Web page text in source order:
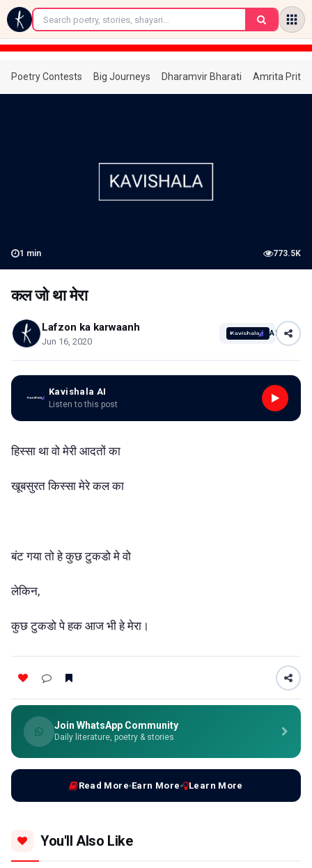
←
Poetry Contests Big Journeys Dharamvir Bharati Amrita
1 min 773.5K
कल जो था मेरा
Lafzon ka karwaanh
Jun 16, 2020
AI
Kavishala AI
Listen to this post
हिस्सा था वो मेरी आदतों का
खूबसुरत किस्सा मेरे कल का
बंट गया तो हे कुछ टुकडो मे वो
लेकिन,
कुछ टुकडो पे हक आज भी हे मेरा।
Join WhatsApp Community
Daily literature, poetry & stories
Read More Earn More Learn More
You'll Also Like